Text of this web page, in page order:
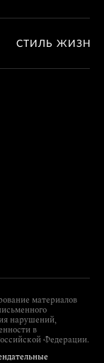
СТИЛЬ ЖИЗНИ
материалов
нарушений,
в
Федерации.